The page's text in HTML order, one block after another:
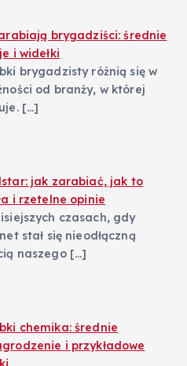
brygadziści: średnie
i widełki
brygadzisty różnią się w
od branży, w której
[…]
jak zarabiać, jak to
i rzetelne opinie
czasach, gdy
stał się nieodłączną
naszego […]
chemika: średnie
i przykładowe